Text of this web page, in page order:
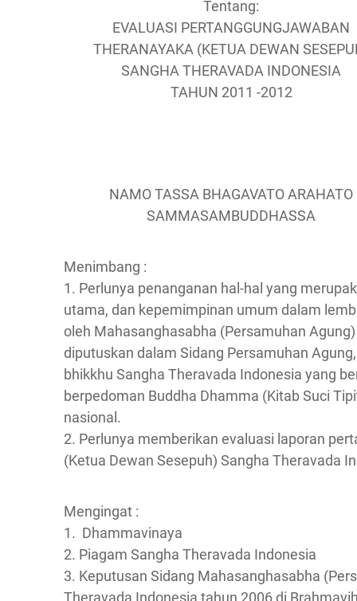
Tentang:
EVALUASI PERTANGGUNGJAWABAN
THERANAYAKA (KETUA DEWAN
SANGHA THERAVADA INDONESIA
TAHUN 2011 -2012
NAMO TASSA BHAGAVATO ARAHATO
SAMMASAMBUDDHASSA
Menimbang :
1. Perlunya penanganan hal-hal yang
utama, dan kepemimpinan umum dalam
oleh Mahasanghasabha (Persamuhan
diputuskan dalam Sidang Persamuhan
bhikkhu Sangha Theravada Indonesia yang
berpedoman Buddha Dhamma (Kitab Suci
nasional.
2. Perlunya memberikan evaluasi laporan
(Ketua Dewan Sesepuh) Sangha Theravada
Mengingat :
1. Dhammavinaya
2. Piagam Sangha Theravada Indonesia
3. Keputusan Sidang Mahasanghasabha
Theravada Indonesia tahun 2006 di